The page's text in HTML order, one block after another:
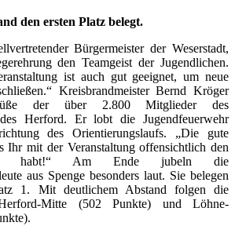
den ersten Platz belegt.
Bürgermeister der Weserstadt,
den Teamgeist der Jugendlichen.
ist auch gut geeignet, um neue
Kreisbrandmeister Bernd Kröger
der über 2.800 Mitglieder des
Herford. Er lobt die Jugendfeuerwehr
des Orientierungslaufs. „Die gute
Ihr mit der Veranstaltung offensichtlich den
habt!“ Am Ende jubeln die
aus Spenge besonders laut. Sie belegen
1. Mit deutlichem Abstand folgen die
Herford-Mitte (502 Punkte) und Löhne-